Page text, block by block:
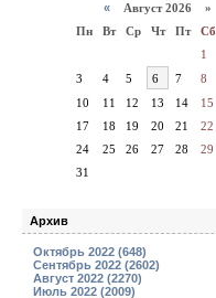
« Август 2026 »
Пн
Вт Ср Чт Пт Сб
1
3
4 5 6 7 8
10
11 12 13 14 15
17
18 19 20 21 22
24
25 26 27 28 29
31
Архив
Октябрь 2022 (648)
Сентябрь 2022 (2602)
Август 2022 (2270)
Июль 2022 (2009)